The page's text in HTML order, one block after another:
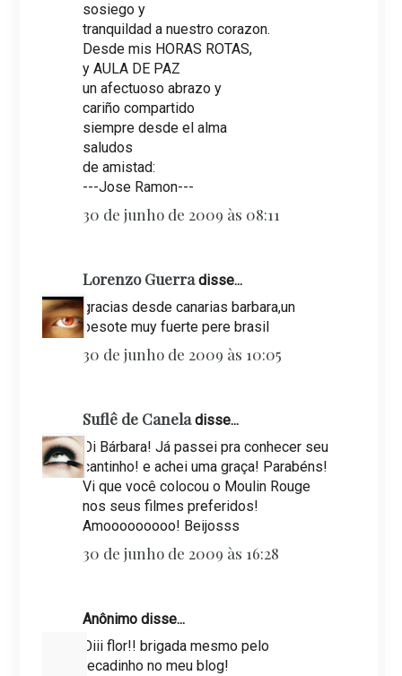
sosiego y
tranquildad a nuestro corazon.
Desde mis HORAS ROTAS,
y AULA DE PAZ
un afectuoso abrazo y
cariño compartido
siempre desde el alma
saludos
de amistad:
---Jose Ramon---
30 de junho de 2009 às 08:11
Lorenzo Guerradisse...
gracias desde canarias barbara,un
besote muy fuerte pere brasil
30 de junho de 2009 às 10:05
Suflê de Caneladisse...
Oi Bárbara! Já passei pra conhecer seu
cantinho! e achei uma graça! Parabéns!
Vi que você colocou o Moulin Rouge
nos seus filmes preferidos!
Amooooooooo! Beijosss
30 de junho de 2009 às 16:28
Anônimo disse...
Oiii flor!! brigada mesmo pelo
recadinho no meu blog!